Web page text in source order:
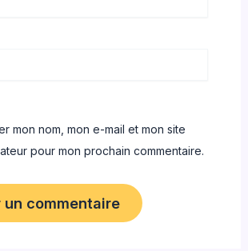
mon nom, mon e-mail et mon site
pour mon prochain commentaire.